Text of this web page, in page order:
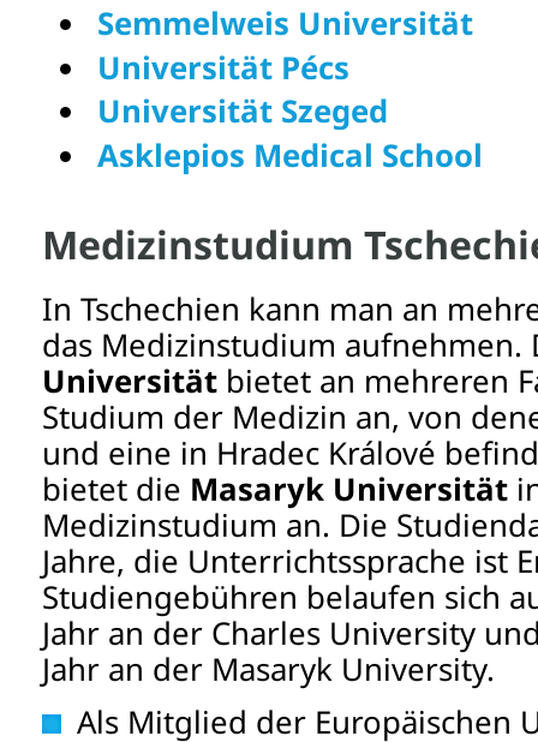
Semmelweis Universität
Universität Pécs
Universität Szeged
Asklepios Medical School
Medizinstudium
In Tschechien kann man an
das Medizinstudium aufnehmen.
Universität bietet an mehreren
Studium der Medizin an, von
und eine in Hradec Králové
bietet die Masaryk Universität
Medizinstudium an. Die
Jahre, die Unterrichtssprache ist
Studiengebühren belaufen sich
Jahr an der Charles University
Jahr an der Masaryk University.
Als Mitglied der Europäischen